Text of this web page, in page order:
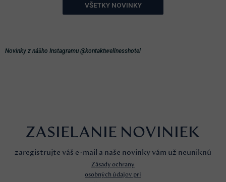
VŠETKY NOVINKY
Novinky z nášho Instagramu @kontaktwellnesshotel
ZASIELANIE NOVINIEK
zaregistrujte váš e-mail a naše novinky vám už neuniknú
Zásady ochrany
osobných údajov pri